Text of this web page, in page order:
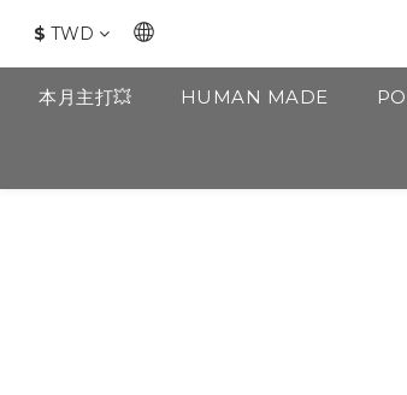
$ TWD
本月主打💥 HUMAN MADE